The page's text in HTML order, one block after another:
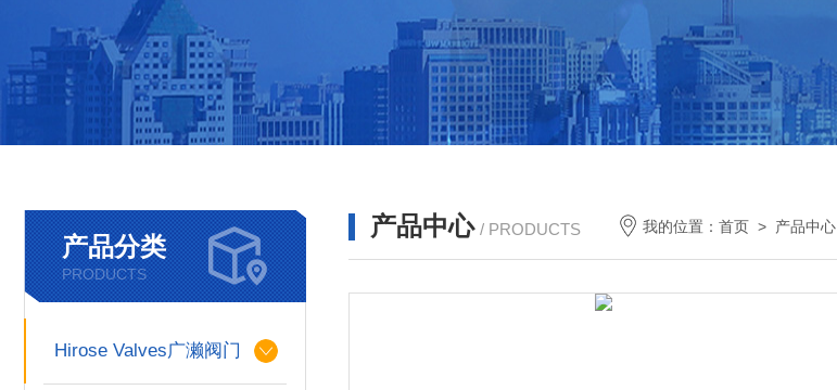
产品分类
PRODUCTS
Hirose Valves广濑阀门
产品中心 / PRODUCTS 我的位置：首页 > 产品中心